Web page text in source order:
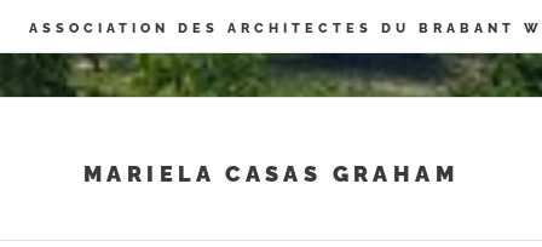
Panneau de gestion des cookies
ASSOCIATION DES ARCHITECTES DU BRABANT
MARIELA CASAS GRAHAM